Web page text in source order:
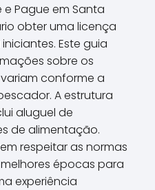
e Pague em Santa
obter uma licença
Este guia
sobre os
conforme a
A estrutura
aluguel de
de alimentação.
respeitar as normas
épocas para
experiência